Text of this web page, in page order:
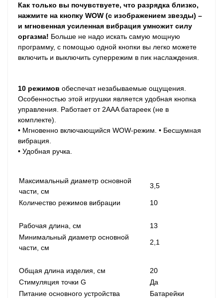
Как только вы почувствуете, что разрядка близко,
нажмите на кнопку WOW (с изображением звезды) –
и мгновенная усиленная вибрация умножит силу
оргазма! Больше не надо искать самую мощную
программу, с помощью одной кнопки вы легко можете
включить и выключить суперрежим в пик наслаждения.
10 режимов обеспечат незабываемые ощущения.
Особенностью этой игрушки является удобная кнопка
управления. Работает от 2AAA батареек (не в
комплекте).
• Мгновенно включающийся WOW-режим. • Бесшумная
вибрация.
• Удобная ручка.
Максимальный диаметр основной
части, см
3,5
Количество режимов вибрации 10
Рабочая длина, см
13
Минимальный диаметр основной
части, см
2,1
Общая длина изделия, см
20
Стимуляция точки G
Да
Питание основного устройства
Батарейки